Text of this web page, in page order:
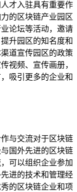
才入驻具有重要作
的区块链产业园区
论坛等活动，邀请
升园区的知名度和
道宣传园区的政策
视频、宣传画册，
吸引更多的企业和
与交流对于区块链
国外先进的区块链
可以组织企业参加
进的技术和管理经
的区块链企业和项